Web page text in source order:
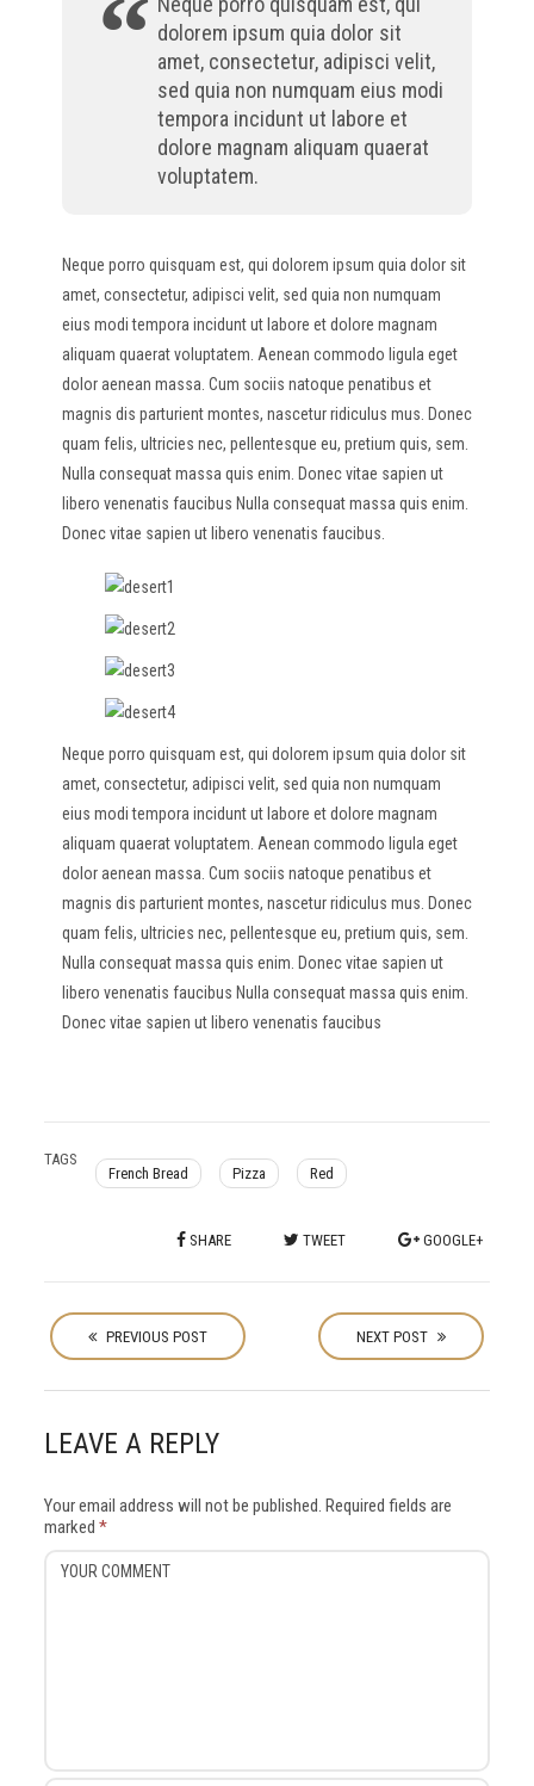
dolorem ipsum quia dolor sit
amet, consectetur, adipisci velit,
sed quia non numquam eius modi
tempora incidunt ut labore et
dolore magnam aliquam quaerat
voluptatem.
Neque porro quisquam est, qui dolorem ipsum quia dolor sit
amet, consectetur, adipisci velit, sed quia non numquam
eius modi tempora incidunt ut labore et dolore magnam
aliquam quaerat voluptatem. Aenean commodo ligula eget
dolor aenean massa. Cum sociis natoque penatibus et
magnis dis parturient montes, nascetur ridiculus mus. Donec
quam felis, ultricies nec, pellentesque eu, pretium quis, sem.
Nulla consequat massa quis enim. Donec vitae sapien ut
libero venenatis faucibus Nulla consequat massa quis enim.
Donec vitae sapien ut libero venenatis faucibus.
Neque porro quisquam est, qui dolorem ipsum quia dolor sit
amet, consectetur, adipisci velit, sed quia non numquam
eius modi tempora incidunt ut labore et dolore magnam
aliquam quaerat voluptatem. Aenean commodo ligula eget
dolor aenean massa. Cum sociis natoque penatibus et
magnis dis parturient montes, nascetur ridiculus mus. Donec
quam felis, ultricies nec, pellentesque eu, pretium quis, sem.
Nulla consequat massa quis enim. Donec vitae sapien ut
libero venenatis faucibus Nulla consequat massa quis enim.
Donec vitae sapien ut libero venenatis faucibus
TAGS
French Bread
Pizza Red
SHARE TWEET GOOGLE+
o
s
t
a
i
PREVIOUS POST NEXT POST
LEAVE A REPLY
Your email address will not be published. Required fields are
marked *